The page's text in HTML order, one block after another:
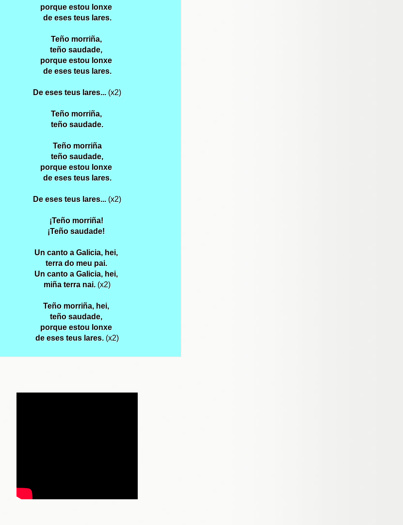
porque estou lonxe
de eses teus lares.
Teño morriña,
teño saudade,
porque estou lonxe
de eses teus lares.
De eses teus lares... (x2)
Teño morriña,
teño saudade.
Teño morriña
teño saudade,
porque estou lonxe
de eses teus lares.
De eses teus lares... (x2)
¡Teño morriña!
¡Teño saudade!
Un canto a Galicia, hei,
terra do meu pai.
Un canto a Galicia, hei,
miña terra nai. (x2)
Teño morriña, hei,
teño saudade,
porque estou lonxe
de eses teus lares. (x2)